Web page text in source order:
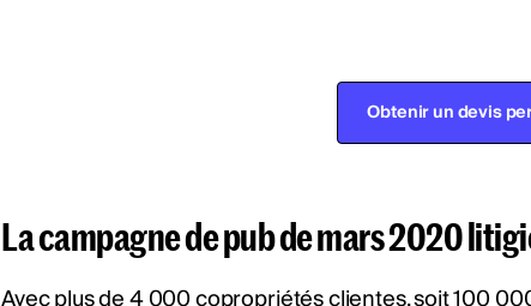
Obtenir un devis
La campagne de pub de mars 2020